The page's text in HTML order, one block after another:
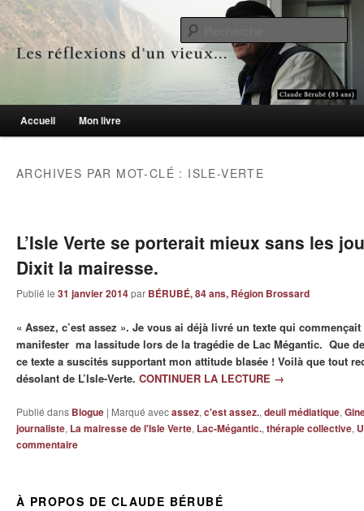
Les réflexions d'un vieux…
Le blogue des aînés de 65 ans et +
Menu principal
Aller au contenu principal
Aller au contenu secondaire
Accueil Mon livre
ARCHIVES PAR MOT-CLÉ : ISLE-VERTE
L’Isle Verte se porterait mieux sans les
Dixit la mairesse.
Publié le 31 janvier 2014par BÉRUBÉ, 84 ans, Région Brossard
« Assez, c’est assez ». Je vous ai déjà livré un texte qui
manifester ma lassitude lors de la tragédie de Lac Mégantic. Que
ce texte a suscités supportant mon attitude blasée ! Voilà que tout
désolant de L’Isle-Verte. CONTINUER LA LECTURE →
Publié dans Blogue | Marqué avecassez, c'est assez., deuil médiatique,
journaliste, La mairesse de l'Isle Verte, Lac-Mégantic., thérapie collective,
commentaire
À PROPOS DE CLAUDE BÉRUBÉ